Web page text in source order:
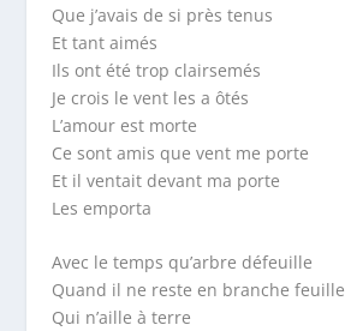
Que j’avais de si près tenus
Et tant aimés
Ils ont été trop clairsemés
Je crois le vent les a ôtés
L’amour est morte
Ce sont amis que vent me porte
Et il ventait devant ma porte
Les emporta
Avec le temps qu’arbre défeuille
Quand il ne reste en branche feuille
Qui n’aille à terre